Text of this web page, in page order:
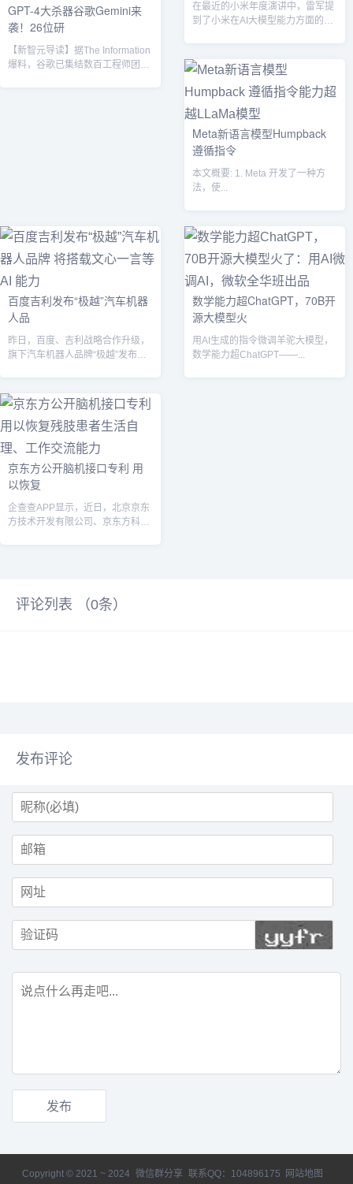
GPT-4大杀器谷歌Gemini来
袭！26位研
【新智元导读】据The Information
爆料，谷歌已集结数百工程师团
在最近的小米年度演讲中，雷军提
到了小米在AI大模型能力方面的进
Meta新语言模型Humpback
遵循指令
本文概要: 1. Meta 开发了一种方
法，使...
百度吉利发布“极越”汽车机器
人品
昨日，百度、吉利战略合作升级，
旗下汽车机器人品牌“极越”发布
数学能力超ChatGPT，70B开
源大模型火
用AI生成的指令微调羊驼大模型，
数学能力超ChatGPT——...
京东方公开脑机接口专利 用
以恢复
企查查APP显示，近日，北京京东
方技术开发有限公司、京东方科技
评论列表 （0条）
发布评论
Copyright © 2021 ~ 2024 微信群分享 联系QQ：104896175 网站地图